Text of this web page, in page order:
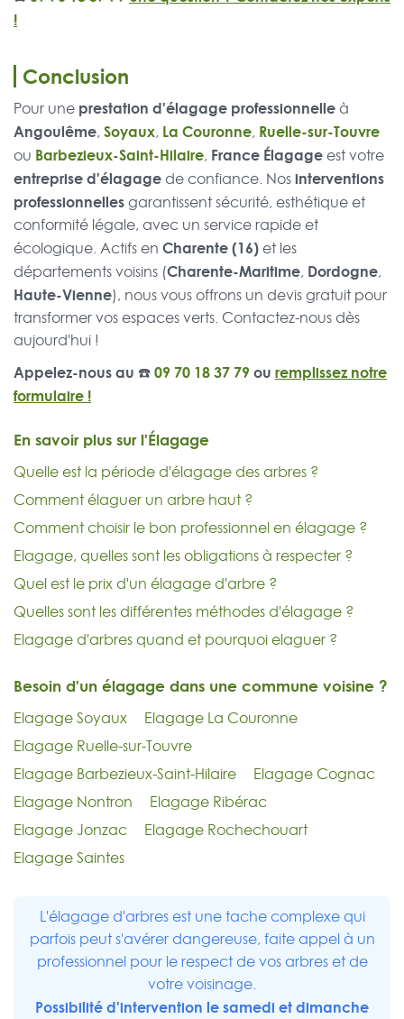
!
Conclusion
Pour une prestation d'élagage professionnelleà
Angoulême, Soyaux, La Couronne, Ruelle-sur-Touvre
ou Barbezieux-Saint-Hilaire, France Élagage est votre
entreprise d'élagage de confiance. Nosinterventions
professionnellesgarantissent sécurité, esthétique et
conformité légale, avec un service rapide et
écologique. Actifs en Charente (16) et les
départements voisins (Charente-Maritime, Dordogne,
Haute-Vienne), nous vous offrons un devis gratuit pour
transformer vos espaces verts. Contactez-nous dès
aujourd'hui !
Appelez-nous au ☎️09 70 18 37 79ou remplissez notre
formulaire !
En savoir plus sur l'Élagage
Quelle est la période d'élagage des arbres ?
Comment élaguer un arbre haut ?
Comment choisir le bon professionnel en élagage ?
Elagage, quelles sont les obligations à respecter ?
Quel est le prix d'un élagage d'arbre ?
Quelles sont les différentes méthodes d'élagage ?
Elagage d'arbres quand et pourquoi elaguer ?
Besoin d'un élagage dans une commune voisine ?
Elagage Soyaux
Elagage La Couronne
Elagage Ruelle-sur-Touvre
Elagage Barbezieux-Saint-Hilaire
Elagage Cognac
Elagage Nontron
Elagage Ribérac
Elagage Jonzac
Elagage Rochechouart
Elagage Saintes
L'élagage d'arbres est une tache complexe qui
parfois peut s'avérer dangereuse, faite appel à un
professionnel pour le respect de vos arbres et de
votre voisinage.
Possibilité d'intervention le samedi et dimanche